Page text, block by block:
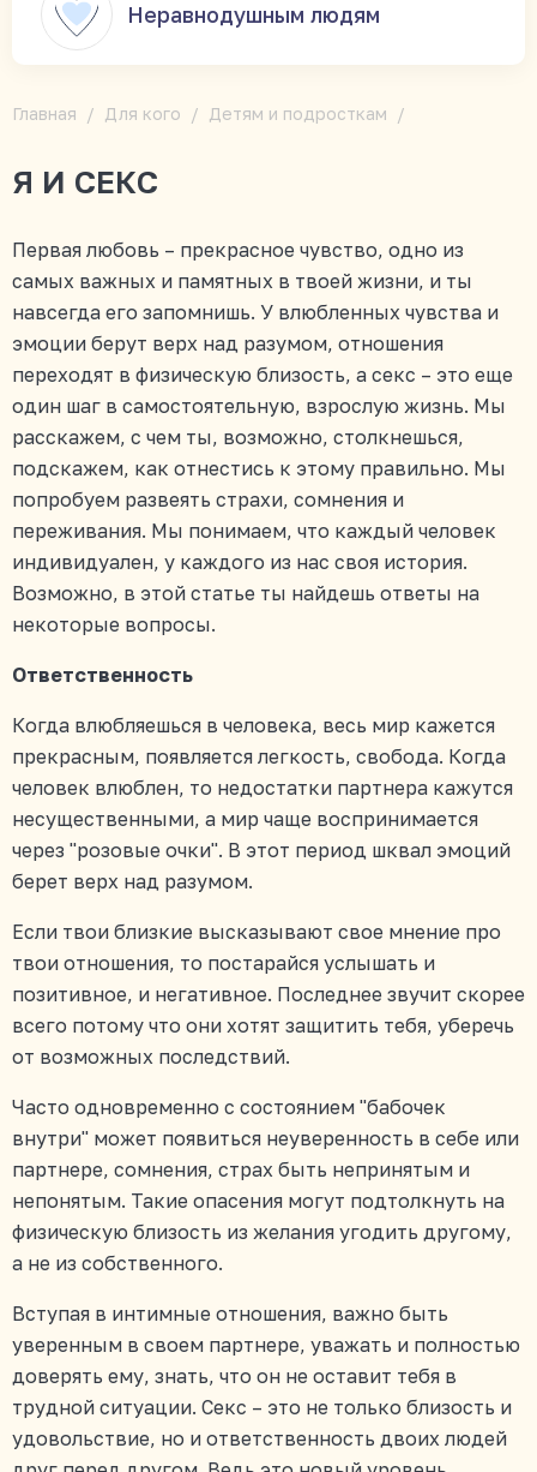
Неравнодушным людям
Главная Для кого Детям и подросткам
Я И СЕКС
Первая любовь – прекрасное чувство, одно из
самых важных и памятных в твоей жизни, и ты
навсегда его запомнишь. У влюбленных чувства и
эмоции берут верх над разумом, отношения
переходят в физическую близость, а секс – это еще
один шаг в самостоятельную, взрослую жизнь. Мы
расскажем, с чем ты, возможно, столкнешься,
подскажем, как отнестись к этому правильно. Мы
попробуем развеять страхи, сомнения и
переживания. Мы понимаем, что каждый человек
индивидуален, у каждого из нас своя история.
Возможно, в этой статье ты найдешь ответы на
некоторые вопросы.
Ответственность
Когда влюбляешься в человека, весь мир кажется
прекрасным, появляется легкость, свобода. Когда
человек влюблен, то недостатки партнера кажутся
несущественными, а мир чаще воспринимается
через "розовые очки". В этот период шквал эмоций
берет верх над разумом.
Если твои близкие высказывают свое мнение про
твои отношения, то постарайся услышать и
позитивное, и негативное. Последнее звучит скорее
всего потому что они хотят защитить тебя, уберечь
от возможных последствий.
Часто одновременно с состоянием "бабочек
внутри" может появиться неуверенность в себе или
партнере, сомнения, страх быть непринятым и
непонятым. Такие опасения могут подтолкнуть на
физическую близость из желания угодить другому,
а не из собственного.
Вступая в интимные отношения, важно быть
уверенным в своем партнере, уважать и полностью
доверять ему, знать, что он не оставит тебя в
трудной ситуации. Секс – это не только близость и
удовольствие, но и ответственность двоих людей